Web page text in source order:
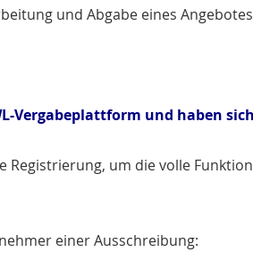
und Abgabe eines
Vergabeplattform und haben
Registrierung, um die volle
einer Ausschreibung: